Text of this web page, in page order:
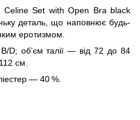
Celine Set with Open Bra black
деталь, що наповнює будь-
еротизмом.
D; об’єм талії — від 72 до 84
см.
— 40 %.